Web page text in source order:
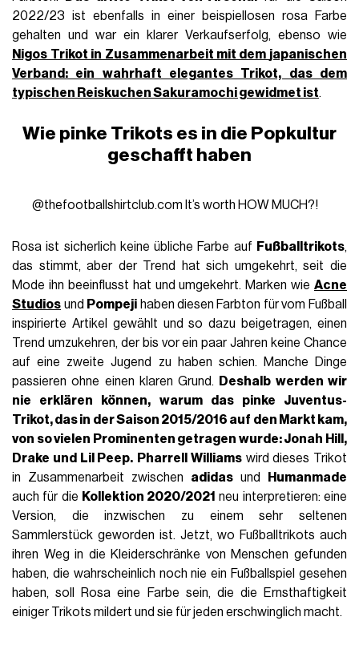
2022/23 ist ebenfalls in einer beispiellosen rosa Farbe
gehalten und war ein klarer Verkaufserfolg, ebenso wie
Nigos Trikot in Zusammenarbeit mit dem japanischen
Verband : ein wahrhaft elegantes Trikot, das dem
typischen Reiskuchen Sakuramochi gewidmet ist.
Wie pinke Trikots es in die Popkultur
geschafft haben
@thefootballshirtclub.com It’s worth HOW MUCH?!
Rosa ist sicherlich keine übliche Farbe auf Fußballtrikots,
das stimmt, aber der Trend hat sich umgekehrt, seit die
Mode ihn beeinflusst hat und umgekehrt. Marken wie Acne
Studios und Pompeji haben diesen Farbton für vom Fußball
inspirierte Artikel gewählt und so dazu beigetragen, einen
Trend umzukehren, der bis vor ein paar Jahren keine Chance
auf eine zweite Jugend zu haben schien. Manche Dinge
passieren ohne einen klaren Grund.
Deshalb werden wir
nie erklären können, warum das pinke Juventus-
Trikot, das in derSaison 2015/2016 auf den Markt kam,
von so vielen Prominenten getragen wurde:Jonah Hill ,
Drake und Lil Peep. Pharrell Williamswird dieses Trikot
in Zusammenarbeit zwischen adidas und
Humanmade
auch für die Kollektion 2020/2021 neu interpretieren: eine
Version, die inzwischen zu einem sehr seltenen
Sammlerstück geworden ist. Jetzt, wo Fußballtrikots auch
ihren Weg in die Kleiderschränke von Menschen gefunden
haben, die wahrscheinlich noch nie ein Fußballspiel gesehen
haben, soll Rosa eine Farbe sein, die die Ernsthaftigkeit
einiger Trikots mildert und sie für jeden erschwinglich macht.